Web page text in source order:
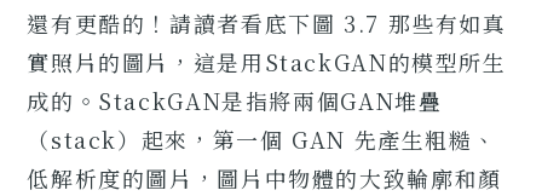
還有更酷的！請讀者看底下圖 3.7 那些有如真
實照片的圖片，這是用StackGAN的模型所生
成的。StackGAN是指將兩個GAN堆疊
（stack）起來，第一個 GAN 先產生粗糙、
低解析度的圖片，圖片中物體的大致輪廓和顏